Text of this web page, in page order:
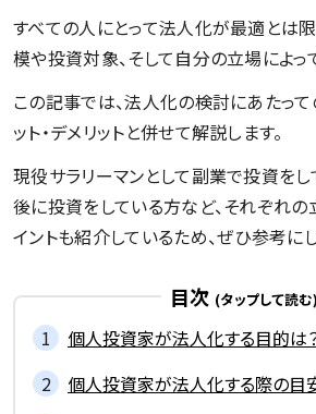
すべての人にとって法人化が最適とは
模や投資対象、そして自分の立場によっ
この記事では、法人化の検討にあたって
ット・デメリットと併せて解説します。
現役サラリーマンとして副業で投資をし
後に投資をしている方など、それぞれ
イントも紹介しているため、ぜひ参考に
目次
個人投資家が法人化する目的は
個人投資家が法人化する際の目